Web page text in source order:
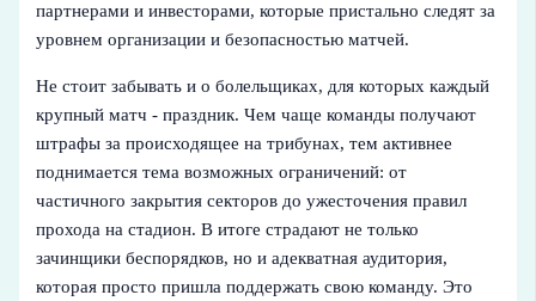
партнерами и инвесторами, которые пристально следят за
уровнем организации и безопасностью матчей.
Не стоит забывать и о болельщиках, для которых каждый
крупный матч - праздник. Чем чаще команды получают
штрафы за происходящее на трибунах, тем активнее
поднимается тема возможных ограничений: от
частичного закрытия секторов до ужесточения правил
прохода на стадион. В итоге страдают не только
зачинщики беспорядков, но и адекватная аудитория,
которая просто пришла поддержать свою команду. Это